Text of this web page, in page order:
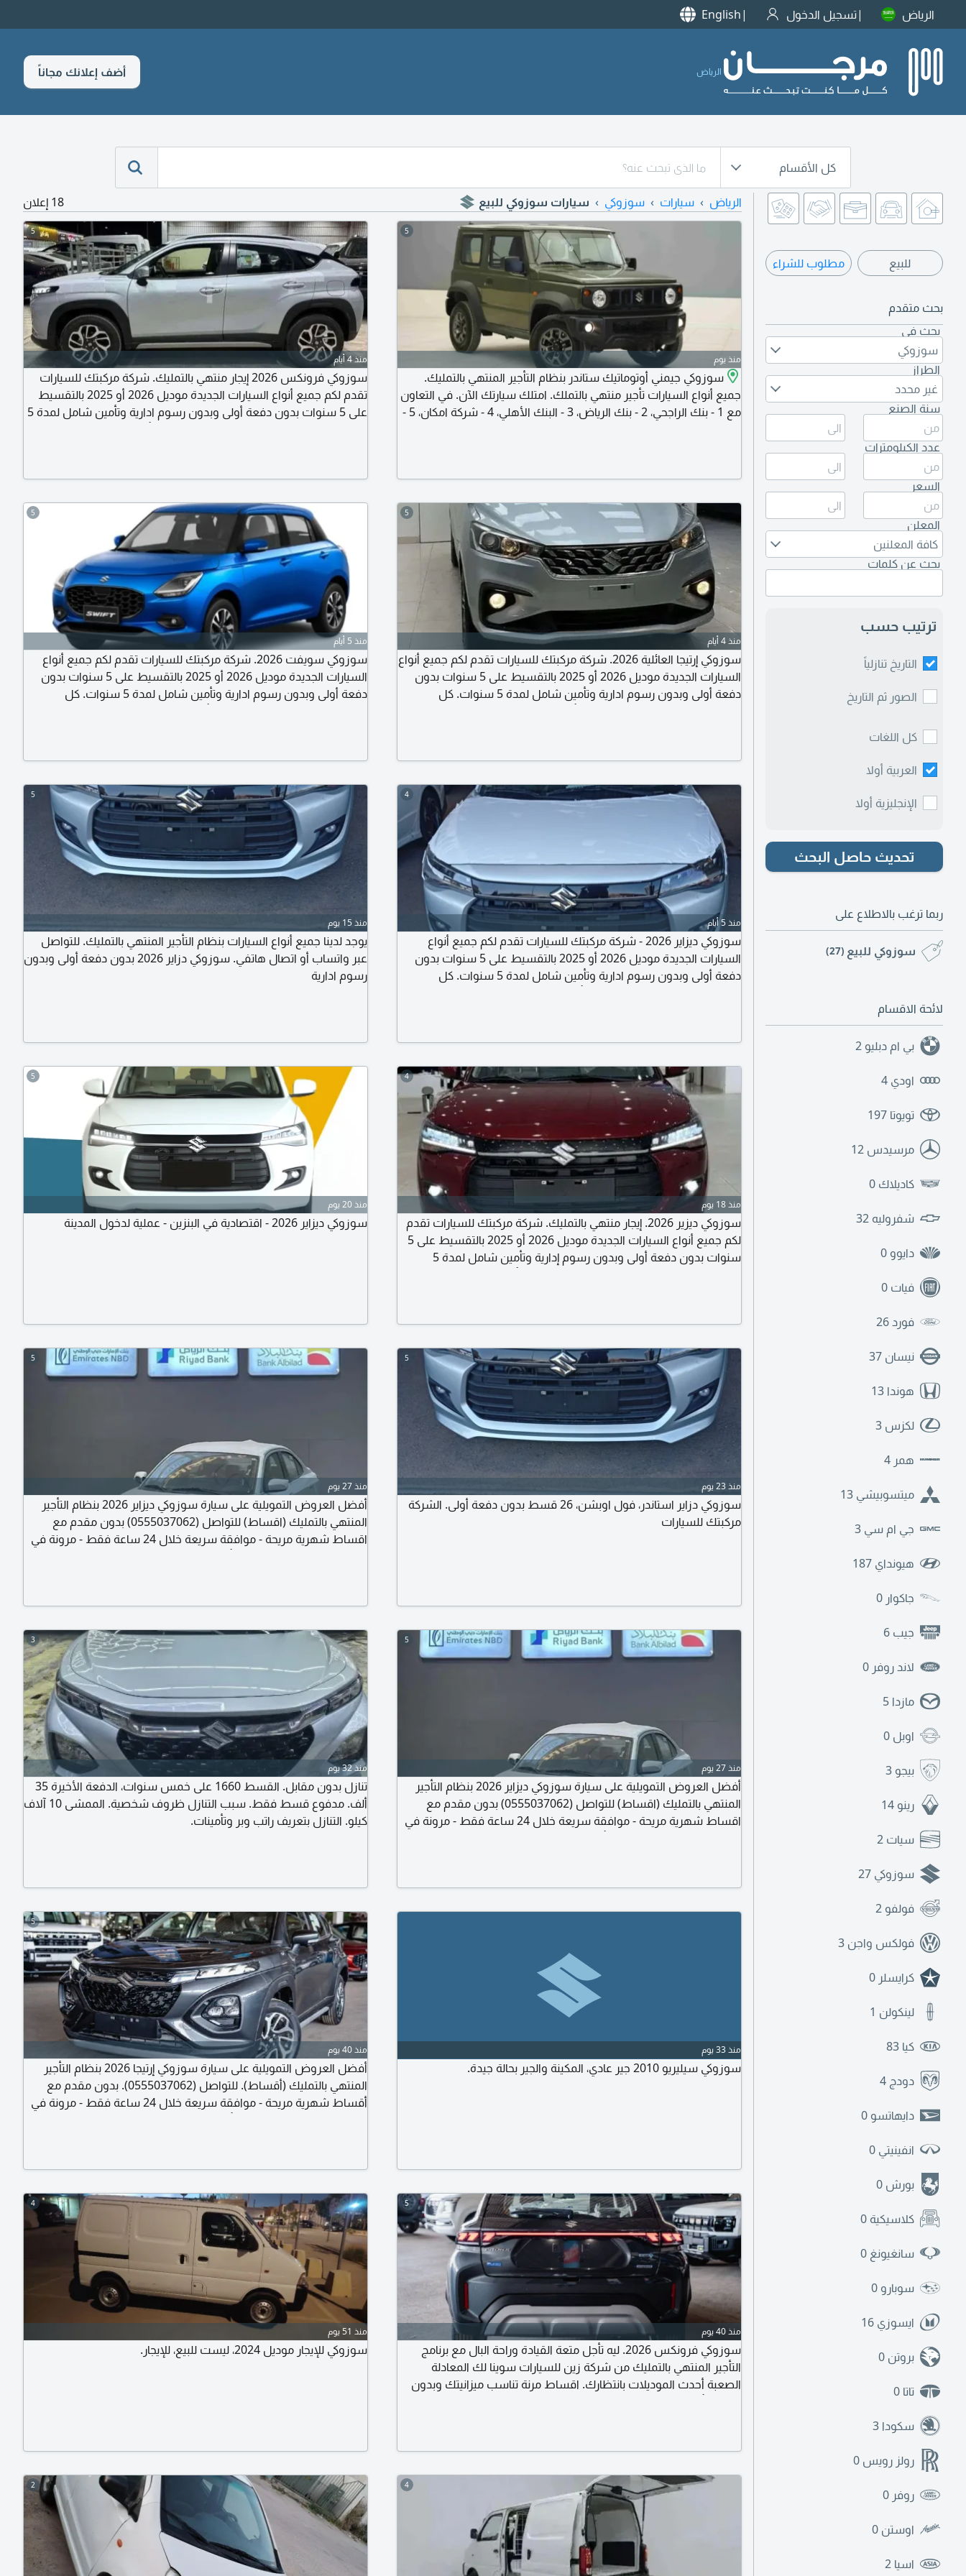
الرياض تسجيل الدخول English
الرياض أضف إعلانك مجاناً
كل الأقسام
للبيع مطلوب للشراء
بحث متقدم
بحث في
سوزوكي
الطراز
غير محدد
سنة الصنع
عدد الكيلومترات
السعر
المعلن
كافة المعلنين
بحث عن كلمات
ترتيب حسب
التاريخ تنازلياً
الصور ثم التاريخ
كل اللغات
العربية أولا
الإنجليزية أولا
تحديث حاصل البحث
ربما ترغب بالاطلاع على
سوزوكي للبيع (27)
لائحة الاقسام
بي ام دبليو 2
اودي 4
تويوتا 197
مرسيدس 12
كاديلاك 0
شفروليه 32
دايوو 0
فيات 0
فورد26
نيسان 37
هوندا 13
لكزس 3
همر 4
ميتسوبيشي 13
جي ام سي 3
هيونداي 187
جاكوار 0
جيب 6
لاند روفر 0
مازدا 5
اوبل 0
بيجو 3
رينو 14
سيات 2
سوزوكي 27
فولفو 2
فولكس واجن 3
كرايسلر 0
لينكولن 1
كيا 83
دودج 4
دايهاتسو 0
انفينيتي 0
بورش 0
كلاسيكية 0
سانغيونغ 0
سوبارو 0
ايسوزي 16
بروتن 0
تاتا 0
سكودا 3
رولز رويس 0
روفر 0
اوستن 0
اسيا 2
الرياض سيارات سوزوكي سيارات سوزوكي للبيع 18 إعلان
5
منذ يوم
سوزوكي جيمني أوتوماتيك ستاندر بنظام التأجير المنتهي بالتمليك.
جميع أنواع السيارات تأجير منتهي بالتملك. امتلك سيارتك الآن. في التعاون
مع 1 - بنك الراجحي، 2 - بنك الرياض، 3 - البنك الأهلي، 4 - شركة امكان، 5 -
5
منذ 4 أيام
سوزوكي فرونكس 2026 إيجار منتهي بالتمليك. شركة مركبتك للسيارات
تقدم لكم جميع أنواع السيارات الجديدة موديل 2026 أو 2025 بالتقسيط
على 5 سنوات بدون دفعة أولى وبدون رسوم ادارية وتأمين شامل لمدة 5
5
منذ 4 أيام
سوزوكي إرتيجا العائلية 2026. شركة مركبتك للسيارات تقدم لكم جميع أنواع
السيارات الجديدة موديل 2026 أو 2025 بالتقسيط على 5 سنوات بدون
دفعة أولى وبدون رسوم ادارية وتأمين شامل لمدة 5 سنوات. كل
5
منذ 5 أيام
سوزوكي سويفت 2026. شركة مركبتك للسيارات تقدم لكم جميع أنواع
السيارات الجديدة موديل 2026 أو 2025 بالتقسيط على 5 سنوات بدون
دفعة أولى وبدون رسوم ادارية وتأمين شامل لمدة 5 سنوات. كل
4
منذ 5 أيام
سوزوكي ديزاير 2026 - شركة مركبتك للسيارات تقدم لكم جميع أنواع
السيارات الجديدة موديل 2026 أو 2025 بالتقسيط على 5 سنوات بدون
دفعة أولى وبدون رسوم ادارية وتأمين شامل لمدة 5 سنوات. كل
5
منذ 15 يوم
يوجد لدينا جميع أنواع السيارات بنظام التأجير المنتهي بالتمليك. للتواصل
عبر واتساب أو اتصال هاتفي. سوزوكي دزاير 2026 بدون دفعة أولى وبدون
رسوم ادارية
4
منذ 18 يوم
سوزوكي ديزير 2026. إيجار منتهي بالتمليك. شركة مركبتك للسيارات تقدم
لكم جميع أنواع السيارات الجديدة موديل 2026 أو 2025 بالتقسيط على 5
سنوات بدون دفعة أولى وبدون رسوم إدارية وتأمين شامل لمدة 5
5
منذ 20 يوم
سوزوكي ديزاير 2026 - اقتصادية في البنزين - عملية لدخول المدينة
5
منذ 23 يوم
سوزوكي دزاير استاندر، فول اوبشن، 26 قسط بدون دفعة أولى. الشركة
مركبتك للسيارات
5
منذ 27 يوم
أفضل العروض التمويلية على سيارة سوزوكي ديزاير 2026 بنظام التأجير
المنتهي بالتمليك (اقساط) للتواصل (0555037062) بدون مقدم مع
اقساط شهرية مريحة - موافقة سريعة خلال 24 ساعة فقط - مرونة في
5
منذ 27 يوم
أفضل العروض التمويلية على سيارة سوزوكي ديزاير 2026 بنظام التأجير
المنتهي بالتمليك (اقساط) للتواصل (0555037062) بدون مقدم مع
اقساط شهرية مريحة - موافقة سريعة خلال 24 ساعة فقط - مرونة في
3
منذ 32 يوم
تنازل بدون مقابل. القسط 1660 على خمس سنوات، الدفعة الأخيرة 35
ألف. مدفوع قسط فقط. سبب التنازل ظروف شخصية. الممشى 10 آلاف
كيلو. التنازل بتعريف راتب وبر وتأمينات.
منذ 33 يوم
سوزوكي سيليريو 2010 جير عادي، المكينة والجير بحالة جيدة.
5
منذ 40 يوم
أفضل العروض التمويلية على سيارة سوزوكي إرتيجا 2026 بنظام التأجير
المنتهي بالتمليك (أقساط). للتواصل (0555037062). بدون مقدم مع
أقساط شهرية مريحة - موافقة سريعة خلال 24 ساعة فقط - مرونة في
5
منذ 40 يوم
سوزوكي فرونكس 2026. ليه تأجل متعة القيادة وراحة البال مع برنامج
التأجير المنتهي بالتمليك من شركة زين للسيارات سوينا لك المعادلة
الصعبة أحدث الموديلات بانتظارك. اقساط مرنة تناسب ميزانيتك وبدون
4
منذ 51 يوم
سوزوكي للإيجار موديل 2024، ليست للبيع، للإيجار.
4
2